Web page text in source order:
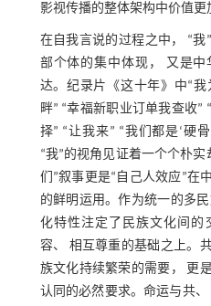
影视传播的整体架构中价值更
在自我言说的过程之中， “
部个体的集中体现， 又是
达。纪录片《这十年》中“我
畔” “幸福新职业订单我查收”
择” “让我来” “我们都是‘硬
“我”的视角见证着一个个朴
们”叙事更是“自己人效应”在
的鲜明运用。作为统一的多
化特性注定了民族文化间的
容、 相互尊重的基础之上。
族文化持续繁荣的需要， 更
认同的必然要求。命运与共